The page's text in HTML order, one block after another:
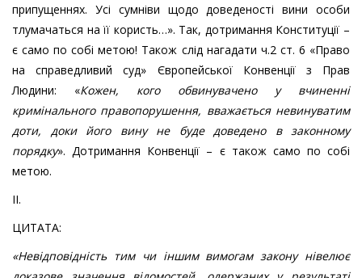
припущеннях. Усі сумніви щодо доведеності вини особи
тлумачаться на її користь…». Так, дотримання Конституції –
є само по собі метою! Також слід нагадати ч.2 ст. 6 «Право
на справедливий суд» Європейської Конвенції з Прав
Людини: «Кожен, кого обвинувачено у вчиненні
кримінального правопорушення, вважається невинуватим
доти, доки йоговину не буде доведено в законному
порядку». Дотримання Конвенції – є також само по собі
метою.
ІІ.
ЦИТАТА:
«Невідповідність тим чи іншим вимогам закону нівелює